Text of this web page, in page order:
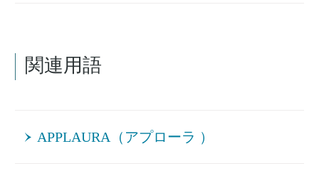
関連用語
APPLAURA（アプローラ ）